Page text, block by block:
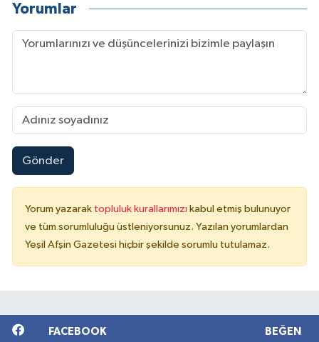
Yorumlar
Gönder
Yorum yazarak topluluk kurallarımızı kabul etmiş bulunuyor
ve tüm sorumluluğu üstleniyorsunuz. Yazılan yorumlardan
Yeşil Afşin Gazetesi hiçbir şekilde sorumlu tutulamaz.
FACEBOOK BEĞEN